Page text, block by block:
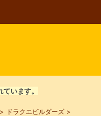
います。
> ドラクエビルダーズ >